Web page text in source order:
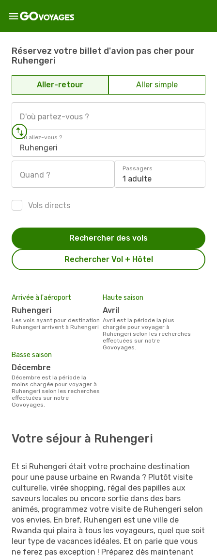
Réservez votre billet d'avion pas cher pour
Ruhengeri
Aller-retour Aller simple
D'où partez-vous ?
Où allez-vous ?
Ruhengeri
Quand ?
Passagers
1 adulte
Vols directs
Rechercher Vol + Hôtel
Rechercher des vols
Arrivée à l'aéroport
Ruhengeri
Les vols ayant pour destination
Ruhengeri arrivent à Ruhengeri
Haute saison
avril
avril est la période la plus
chargée pour voyager à
Ruhengeri selon les recherches
effectuées sur notre
Govoyages.
Basse saison
décembre
décembre est la période la
moins chargée pour voyager à
Ruhengeri selon les recherches
effectuées sur notre
Govoyages.
Votre séjour à Ruhengeri
Et si Ruhengeri était votre prochaine destination
pour une pause urbaine en Rwanda ? Plutôt visite
culturelle, virée shopping, régal des papilles aux
saveurs locales ou encore sortie dans des bars
animés, programmez votre visite de Ruhengeri selon
vos envies. En bref, Ruhengeri est une ville de
Rwanda qui plaira à tous les voyageurs, quel que soit
leur type de vacances idéales. Et on parie que vous
ne ferez pas exception ! Préparez dès maintenant